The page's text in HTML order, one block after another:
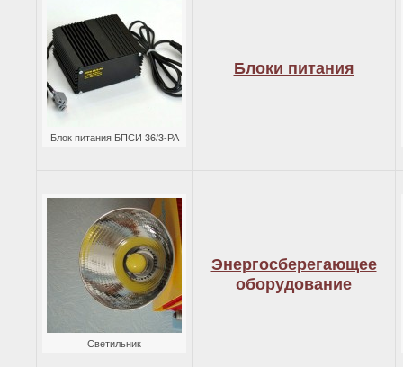
Блок питания БПСИ 36/3-РА
Блоки питания
Светильник
Энергосберегающее
оборудование